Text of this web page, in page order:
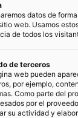
datos de
web. Usamos
de todos los
de terceros
web pueden
por ejemplo,
Como parte del
por el
su actividad y